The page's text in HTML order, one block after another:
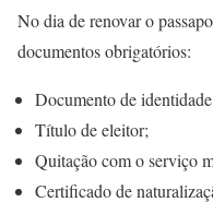
No dia de renovar o
documentos obrigatórios:
Documento de
Título de eleitor;
Quitação com o serviço
Certificado de